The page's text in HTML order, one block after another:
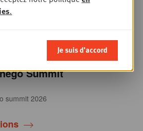
alimentaires,
vision claire du profil
Summit
summit 2026
.
Je suis d'accord